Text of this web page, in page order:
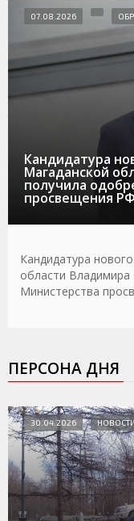
Кандидатура
Магаданской
получила
просвещения РФ
07.08.2026
Кандидатура
области Владимира
Министерства
ПЕРСОНА ДНЯ
30.04.2026